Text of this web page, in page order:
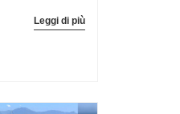
Leggi di più